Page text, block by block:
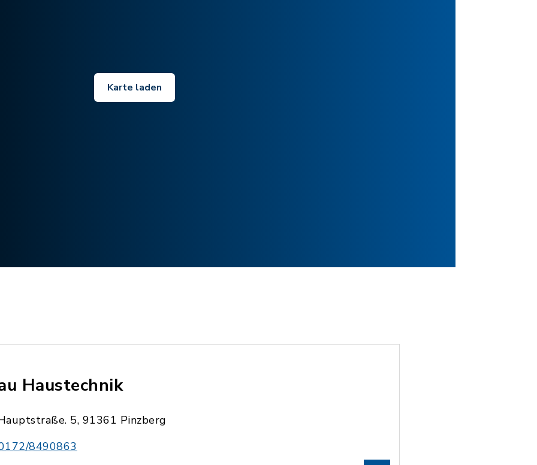
Karte laden
Haustechnik
5, 91361 Pinzberg
8490863